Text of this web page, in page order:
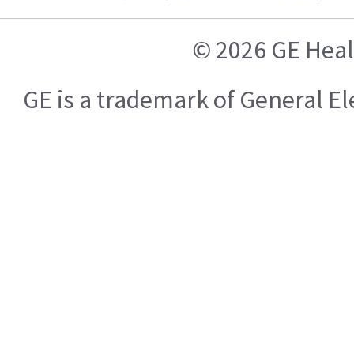
© 2026 GE
GE is a trademark of General